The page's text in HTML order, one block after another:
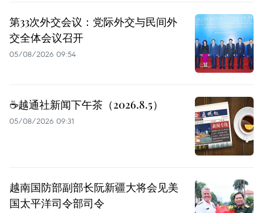
第33次外交会议：党际外交与民间外
交全体会议召开
05/08/2026 09:54
☕️越通社新闻下午茶（2026.8.5）
05/08/2026 09:31
越南国防部副部长阮新疆大将会见美
国太平洋司令部司令